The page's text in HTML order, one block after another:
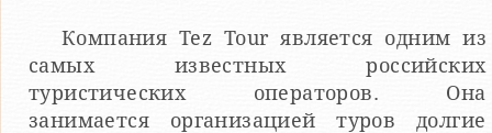
Компания Tez Tour является одним из
самых известных российских
туристических операторов. Она
занимается организацией туров долгие